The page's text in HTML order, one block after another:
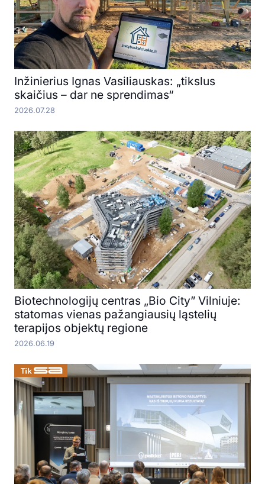
Inžinierius Ignas Vasiliauskas: „tikslus
skaičius – dar ne sprendimas“
2026.07.28
Biotechnologijų centras „Bio City” Vilniuje:
statomas vienas pažangiausių ląstelių
terapijos objektų regione
2026.06.19